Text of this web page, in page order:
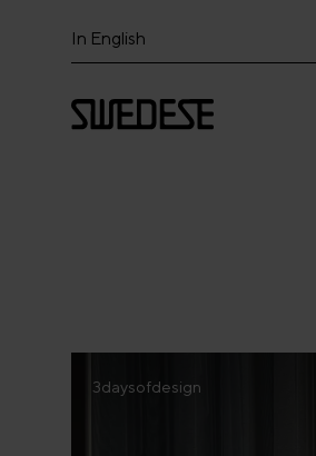
In English
3daysofdesign